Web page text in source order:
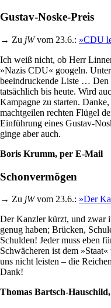
Gustav-Noske-Preis
→ Zu jWvom 23.6.: »CDU
Ich weiß nicht, ob Herr
»Nazis CDU« googeln.
beeindruckende Liste … Den
tatsächlich bis heute. Wird
Kampagne zu starten.
machtgeilen rechten Flügel
Einführung eines Gustav-
ginge aber auch.
Boris Krumm, per E-Mail
Schonvermögen
→ Zu jWvom 23.6.: »Der
Der Kanzler kürzt, und zwar
genug haben; Brücken,
Schulden! Jeder muss eben
Schwächeren ist dem
uns nicht leisten – die
Dank!
Thomas Bartsch-